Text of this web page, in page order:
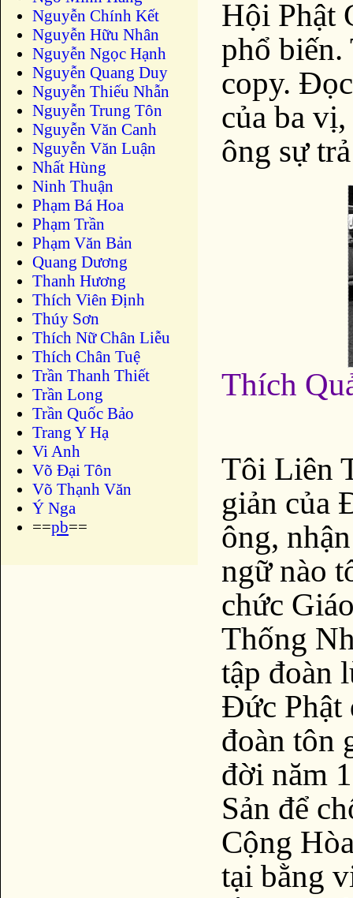
Nguyễn Chính Kết
Nguyễn Hữu Nhân
Nguyễn Ngọc Hạnh
Nguyễn Quang Duy
Nguyễn Thiếu Nhẫn
Nguyễn Trung Tôn
Nguyễn Văn Canh
Nguyễn Văn Luận
Nhất Hùng
Ninh Thuận
Phạm Bá Hoa
Phạm Trần
Phạm Văn Bản
Quang Dương
Thanh Hương
Thích Viên Định
Thúy Sơn
Thích Nữ Chân Liễu
Thích Chân Tuệ
Trần Thanh Thiết
Trần Long
Trần Quốc Bảo
Trang Y Hạ
Vi Anh
Võ Đại Tôn
Võ Thạnh Văn
Ý Nga
==pb==
Hội Phật
phổ
copy.
của ba
ông sự
Thích
Tôi Liên
giản của
ông,
ngữ nào
chức
Thống
tập đoàn
Đức Phật
đoàn tôn
đời năm
Sản để
Cộng
tại bằng